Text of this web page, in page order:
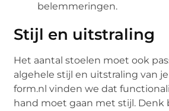
belemmeringen.
Stijl en uitstraling
Het aantal stoelen moet ook
algehele stijl en uitstraling van
form.nl vinden we dat
hand moet gaan met stijl. Denk